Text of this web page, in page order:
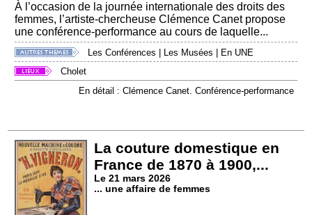
À l’occasion de la journée internationale des droits des
femmes, l’artiste-chercheuse Clémence Canet propose
une conférence-performance au cours de laquelle...
Les Conférences Les Musées
En UNE
Cholet
En détail : Clémence Canet. Conférence-performance
La couture domestique en
France de 1870 à 1900,...
Le 21 mars 2026
... une affaire de femmes